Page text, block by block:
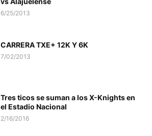
6/25/2013
CARRERA TXE+ 12K Y 6K
7/02/2013
Tres ticos se suman a los X-Knights en
el Estadio Nacional
2/16/2016